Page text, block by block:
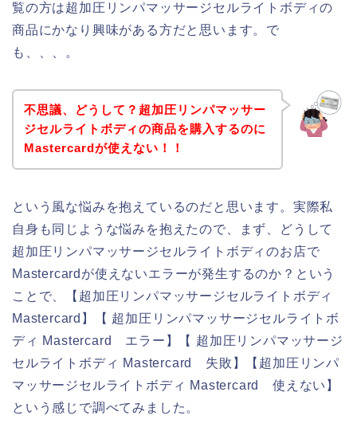
覧の方は超加圧リンパマッサージセルライトボディの
商品にかなり興味がある方だと思います。で
も、、、。
不思議、どうして？超加圧リンパマッサー
ジセルライトボディの商品を購入するのに
Mastercardが使えない！！
という風な悩みを抱えているのだと思います。実際私
自身も同じような悩みを抱えたので、まず、どうして
超加圧リンパマッサージセルライトボディのお店で
Mastercardが使えないエラーが発生するのか？という
ことで、【超加圧リンパマッサージセルライトボディ
Mastercard】【 超加圧リンパマッサージセルライトボ
ディ Mastercard エラー】【 超加圧リンパマッサージ
セルライトボディ Mastercard 失敗】【超加圧リンパ
マッサージセルライトボディ Mastercard 使えない】
という感じで調べてみました。